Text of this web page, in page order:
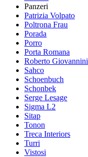
Panzeri
Patrizia Volpato
Poltrona Frau
Porada
Porro
Porta Romana
Roberto Giovannini
Sahco
Schoenbuch
Schonbek
Serge Lesage
Sigma L2
Sitap
Tonon
Treca Interiors
Turri
Vistosi